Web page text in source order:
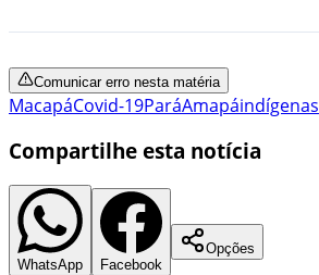
Comunicar erro nesta matéria
MacapáCovid-19ParáAmapáindígenas
Compartilhe esta notícia
WhatsApp Facebook
Opções